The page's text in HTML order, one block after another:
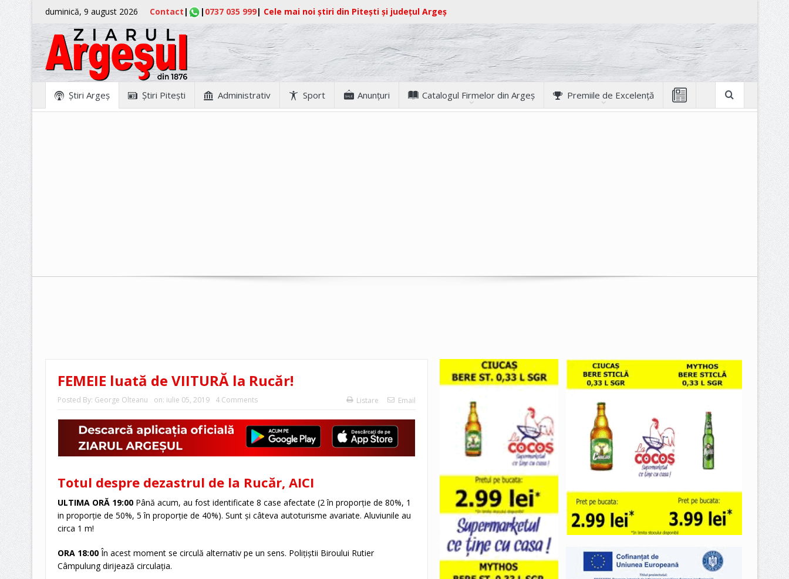
duminică, 9 august 2026 Contact | | 0737 035 999| Cele mai noi știri din Pitești și județul Argeș
Ştiri Argeş Ştiri Piteşti Administrativ Sport Anunţuri Catalogul Firmelor din Argeș Premiile de Excelență
FEMEIE luată de VIITURĂ la Rucăr!
Posted By: George Olteanu on: iulie 05, 2019 4 Comments Listare Email
Totul despre dezastrul de la Rucăr, AICI
ULTIMA ORĂ 19:00 Până acum, au fost identificate 8 case afectate (2 în proporție de 80%, 1
in proporție de 50%, 5 în proporție de 40%). Sunt și câteva autoturisme avariate. Aluviunile au
circa 1 m!
ORA 18:00 În acest moment se circulă alternativ pe un sens. Poliţiştii Biroului Rutier
Câmpulung dirijează circulaţia.